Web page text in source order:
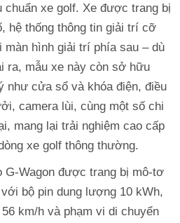
xe golf. Xe được trang bị
hệ thống thông tin giải trí cỡ
màn hình giải trí phía sau – dù
ra, mẫu xe này còn sở hữu
như cửa sổ và khóa điện, điều
camera lùi, cùng một số chi
mang lại trải nghiệm cao cấp
xe golf thông thường.
G-Wagon được trang bị mô-tơ
bộ pin dung lượng 10 kWh,
km/h và phạm vi di chuyển